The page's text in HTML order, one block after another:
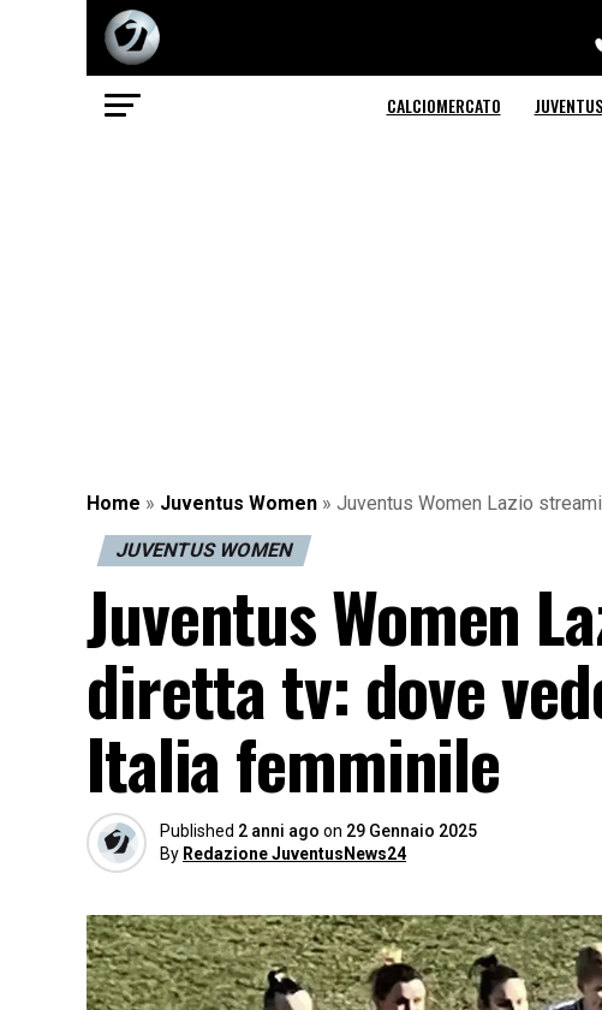
CALCIOMERCATO
Home » Juventus Women » Juventus Women Lazio
JUVENTUS WOMEN
Juventus Women
diretta tv: dove
Italia femminile
Published 2 anni ago on 29 Gennaio 2025
By Redazione JuventusNews24